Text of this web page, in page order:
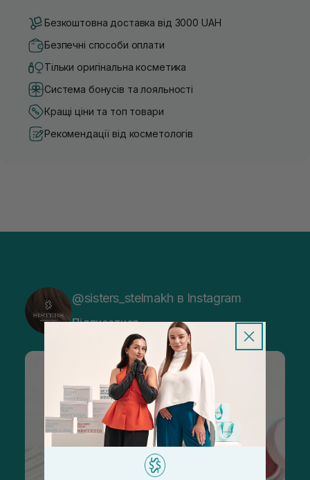
Безкоштовна доставка від 3000 UAH
Безпечні способи оплати
Тільки оригінальна косметика
Система бонусів та лояльності
Кращі ціни та топ товари
Рекомендації від косметологів
@sisters_stelmakh в Instagram
Підписатися